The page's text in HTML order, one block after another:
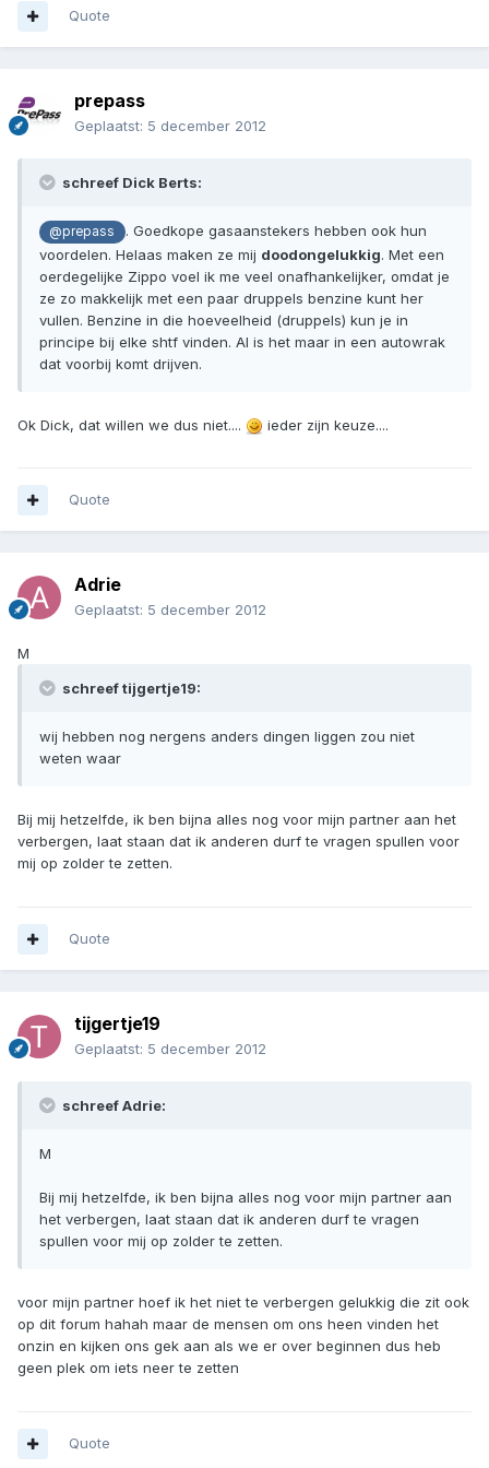
Quote
prepass
Geplaatst: 5 december 2012
schreef Dick Berts:
@prepass
. Goedkope gasaanstekers hebben ook hun
voordelen. Helaas maken ze mij doodongelukkig. Met een
oerdegelijke Zippo voel ik me veel onafhankelijker, omdat je
ze zo makkelijk met een paar druppels benzine kunt her
vullen. Benzine in die hoeveelheid (druppels) kun je in
principe bij elke shtf vinden. Al is het maar in een autowrak
dat voorbij komt drijven.
Ok Dick, dat willen we dus niet.... ieder zijn keuze....
Quote
Adrie
Geplaatst: 5 december 2012
M
schreef tijgertje19:
wij hebben nog nergens anders dingen liggen zou niet
weten waar
Bij mij hetzelfde, ik ben bijna alles nog voor mijn partner aan het
verbergen, laat staan dat ik anderen durf te vragen spullen voor
mij op zolder te zetten.
Quote
tijgertje19
Geplaatst: 5 december 2012
schreef Adrie:
M
Bij mij hetzelfde, ik ben bijna alles nog voor mijn partner aan
het verbergen, laat staan dat ik anderen durf te vragen
spullen voor mij op zolder te zetten.
voor mijn partner hoef ik het niet te verbergen gelukkig die zit ook
op dit forum hahah maar de mensen om ons heen vinden het
onzin en kijken ons gek aan als we er over beginnen dus heb
geen plek om iets neer te zetten
Quote